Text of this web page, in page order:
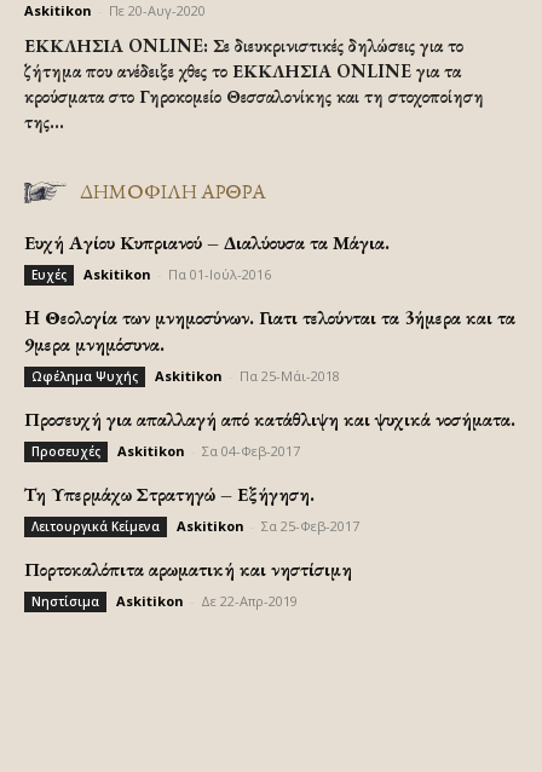
Askitikon Πε 20-Αυγ-2020
ΕΚΚΛΗΣΙΑ ONLINE: Σε διευκρινιστικές δηλώσεις για το
ζήτημα που ανέδειξε χθες το ΕΚΚΛΗΣΙΑ ONLINE για τα
κρούσματα στο Γηροκομείο Θεσσαλονίκης και τη στοχοποίηση
της...
ΔΗΜΟΦΙΛΗ ΑΡΘΡΑ
Ευχή Αγίου Κυπριανού – Διαλύουσα τα Μάγια.
Ευχές Askitikon Πα 01-Ιούλ-2016
H Θεολογία των μνημοσύνων. Γιατι τελούνται τα 3ήμερα και τα
9μερα μνημόσυνα.
Ωφέλημα Ψυχής Askitikon Πα 25-Μάι-2018
Προσευχή για απαλλαγή από κατάθλιψη και ψυχικά νοσήματα.
Προσευχές Askitikon Σα 04-Φεβ-2017
Τη Υπερμάχω Στρατηγώ – Εξήγηση.
Λειτουργικά Κείμενα Askitikon Σα 25-Φεβ-2017
Πορτοκαλόπιτα αρωματική και νηστίσιμη
Νηστίσιμα Askitikon Δε 22-Απρ-2019